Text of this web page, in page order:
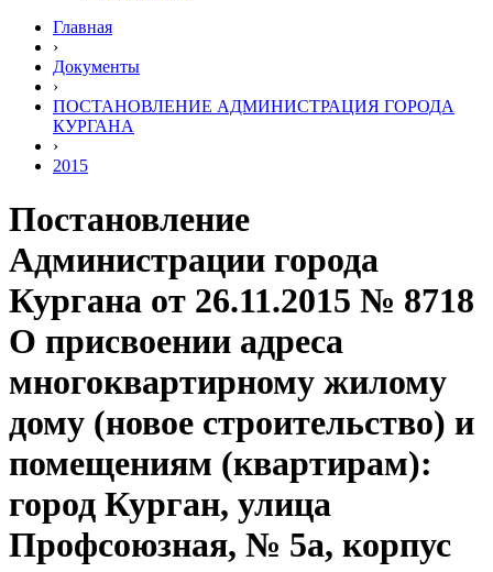
Главная
›
Документы
›
ПОСТАНОВЛЕНИЕ АДМИНИСТРАЦИЯ ГОРОДА
КУРГАНА
›
2015
Постановление
Администрации города
Кургана от 26.11.2015 № 8718
О присвоении адреса
многоквартирному жилому
дому (новое строительство) и
помещениям (квартирам):
город Курган, улица
Профсоюзная, № 5а, корпус